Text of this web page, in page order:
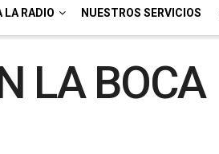
LA RADIO NUESTROS SERVICIOS
LA BOCA